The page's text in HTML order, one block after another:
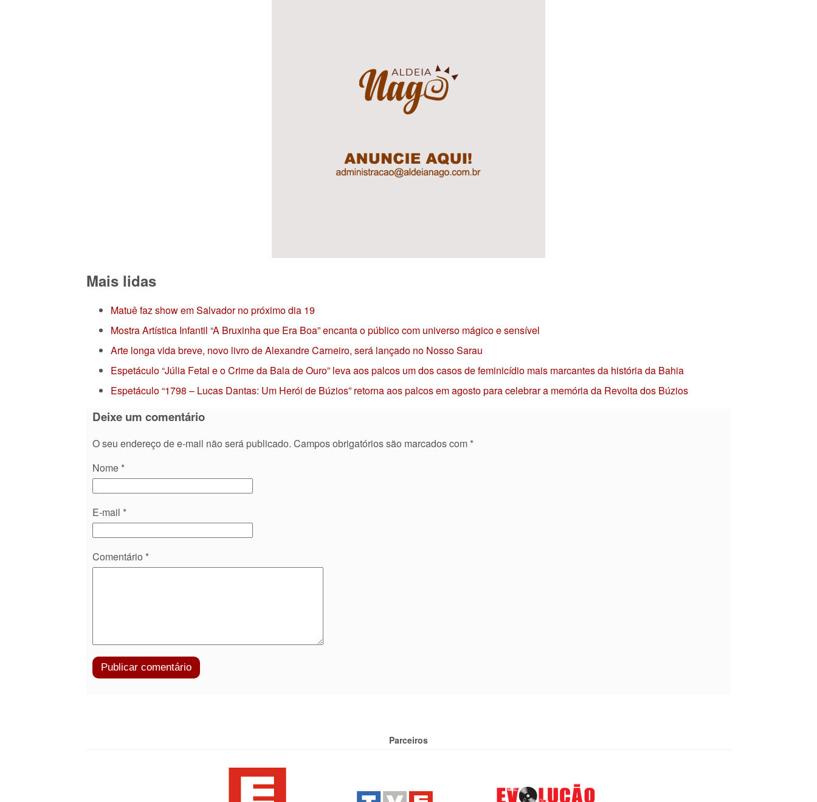
Mais lidas
Matuê faz show em Salvador no próximo dia 19
Mostra Artística Infantil “A Bruxinha que Era Boa” encanta o público com universo mágico e sensível
Arte longa vida breve, novo livro de Alexandre Carneiro, será lançado no Nosso Sarau
Espetáculo “Júlia Fetal e o Crime da Bala de Ouro” leva aos palcos um dos casos de feminicídio mais marcantes da história da Bahia
Espetáculo “1798 – Lucas Dantas: Um Herói de Búzios” retorna aos palcos em agosto para celebrar a memória da Revolta dos Búzios
Deixe um comentário
O seu endereço de e-mail não será publicado. Campos obrigatórios são marcados com *
Nome *
E-mail *
Comentário *
Parceiros